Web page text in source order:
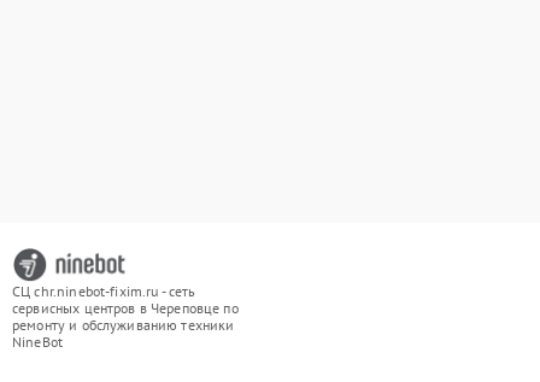
СЦ chr.ninebot-fixim.ru - сеть
сервисных центров в Череповце по
ремонту и обслуживанию техники
NineBot